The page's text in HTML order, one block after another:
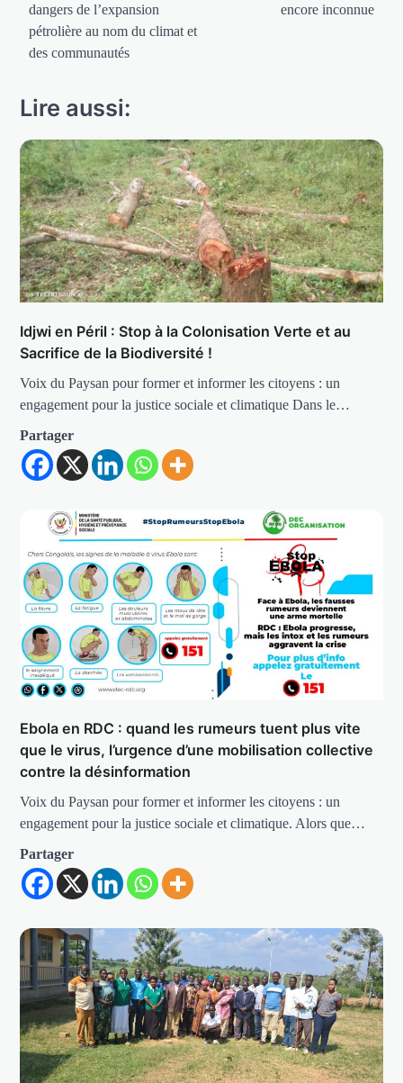
dangers de l’expansion
pétrolière au nom du climat et
des communautés
encore inconnue
Lire aussi:
Idjwi en Péril : Stop à la Colonisation Verte et au
Sacrifice de la Biodiversité !
Voix du Paysan pour former et informer les citoyens : un
engagement pour la justice sociale et climatique Dans le…
Partager
Ebola en RDC : quand les rumeurs tuent plus vite
que le virus, l’urgence d’une mobilisation collective
contre la désinformation
Voix du Paysan pour former et informer les citoyens : un
engagement pour la justice sociale et climatique. Alors que…
Partager